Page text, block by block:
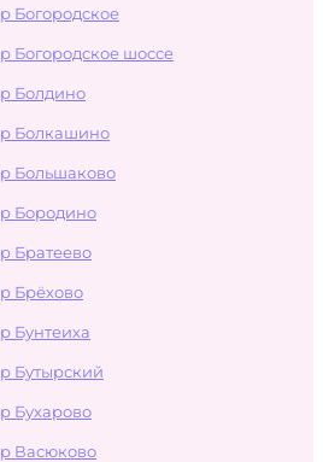
Богородское
Богородское шоссе
Болдино
Болкашино
Большаково
Бородино
Братеево
Брёхово
Бунтеиха
Бутырский
Бухарово
Васюково